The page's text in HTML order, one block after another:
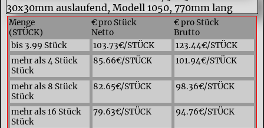
Menge
(STÜCK)
€ pro Stück
Netto
€ pro Stück
Brutto
bis 3.99 Stück
103.73€/STÜCK
123.44€/STÜCK
mehr als 4 Stück
Stück
85.66€/STÜCK 101.94€/STÜCK
mehr als 8 Stück
Stück
82.65€/STÜCK 98.36€/STÜCK
mehr als 16 Stück
Stück
79.63€/STÜCK 94.76€/STÜCK